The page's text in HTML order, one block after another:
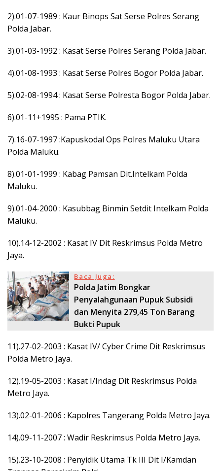
2).01-07-1989 : Kaur Binops Sat Serse Polres Serang
Polda Jabar.
3).01-03-1992 : Kasat Serse Polres Serang Polda Jabar.
4).01-08-1993 : Kasat Serse Polres Bogor Polda Jabar.
5).02-08-1994 : Kasat Serse Polresta Bogor Polda Jabar.
6).01-11+1995 : Pama PTIK.
7).16-07-1997 :Kapuskodal Ops Polres Maluku Utara
Polda Maluku.
8).01-01-1999 : Kabag Pamsan Dit.Intelkam Polda
Maluku.
9).01-04-2000 : Kasubbag Binmin Setdit Intelkam Polda
Maluku.
10).14-12-2002 : Kasat IV Dit Reskrimsus Polda Metro
Jaya.
Baca Juga:
Polda Jatim Bongkar
Penyalahgunaan Pupuk Subsidi
dan Menyita 279,45 Ton Barang
Bukti Pupuk
11).27-02-2003 : Kasat IV/ Cyber Crime Dit Reskrimsus
Polda Metro Jaya.
12).19-05-2003 : Kasat I/Indag Dit Reskrimsus Polda
Metro Jaya.
13).02-01-2006 : Kapolres Tangerang Polda Metro Jaya.
14).09-11-2007 : Wadir Reskrimsus Polda Metro Jaya.
15).23-10-2008 : Penyidik Utama Tk III Dit I/Kamdan